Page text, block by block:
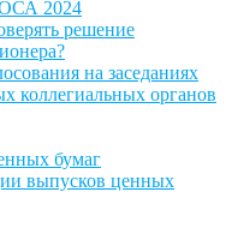
2024
решение
на заседаниях
коллегиальных органов
бумаг
выпусков ценных